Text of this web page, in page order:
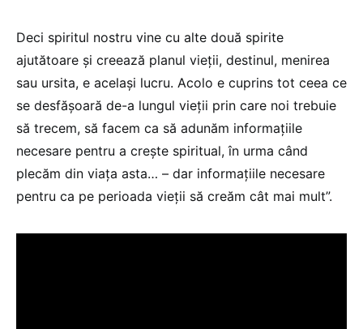
Deci spiritul nostru vine cu alte două spirite
ajutătoare și creează planul vieții, destinul, menirea
sau ursita, e același lucru. Acolo e cuprins tot ceea ce
se desfășoară de-a lungul vieții prin care noi trebuie
să trecem, să facem ca să adunăm informațiile
necesare pentru a crește spiritual, în urma când
plecăm din viața asta… – dar informațiile necesare
pentru ca pe perioada vieții să creăm cât mai mult”.